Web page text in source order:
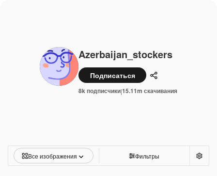
Azerbaijan_stockers
Подписаться Поделиться
8k подписчики|15.11m скачивания
Все изображения Фильтры